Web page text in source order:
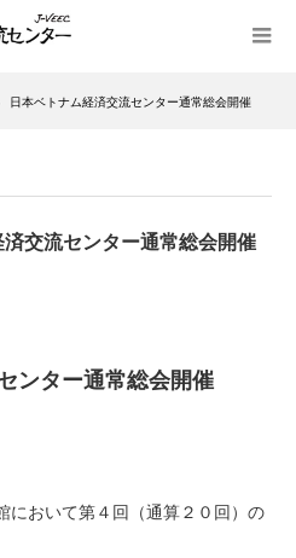
日本ベトナム経済交流センター通常総会開催
済交流センター通常総会開催
ンター通常総会開催
おいて第４回（通算２０回）の